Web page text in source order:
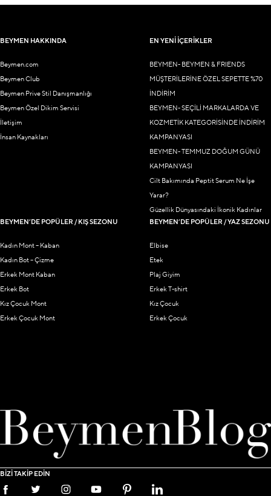
BEYMEN HAKKINDA
Beymen.com
Beymen Club
Beymen Prive Stil Danışmanlığı
Beymen Özel Dikim Servisi
İletişim
İnsan Kaynakları
EN YENİ İÇERİKLER
BEYMEN- BEYMEN & FRIENDS
MÜŞTERİLERİNE ÖZEL SEPETTE %70
İNDİRİM
BEYMEN- SEÇİLİ MARKALARDA VE
KOZMETİK KATEGORİSİNDE İNDİRİM
KAMPANYASI
BEYMEN- TEMMUZ DOĞUM GÜNÜ
KAMPANYASI
Cilt Bakımında Peptit Serum Ne İşe
Yarar?
Güzellik Dünyasındaki İkonik Kadınlar
BEYMEN’DE POPÜLER / KIŞ SEZONU
Kadın Mont – Kaban
Kadın Bot – Çizme
Erkek Mont Kaban
Erkek Bot
Kız Çocuk Mont
Erkek Çocuk Mont
BEYMEN’DE POPÜLER / YAZ SEZONU
Elbise
Etek
Plaj Giyim
Erkek T-shirt
Kız Çocuk
Erkek Çocuk
BİZİ TAKİP EDİN